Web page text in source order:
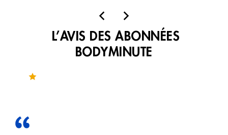
L’AVIS DES ABONNÉES
BODYMINUTE